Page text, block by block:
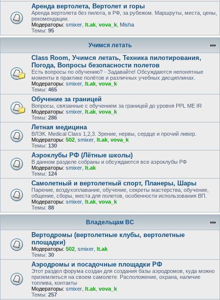
Аренда вертолета, Вертолет и горы
Аренда вертолета без пилота, в РФ, за рубежом. Маршруты, места, цены,
рекомендации.
Модераторы: smixer lt.ak vova_k Misha
Темы: 95
Учимся летать
Class Room, Учимся летать, Техника пилотирования,
Погода, Вопросы безопасности полетов
Есть вопросы по обучению? - Задавайте! Обсуждаются непонятные
моменты в практике полётов и различных учебных дисциплинах.
Модераторы: smixer lt.ak vova_k
Темы: 465
Обучение за границей
Вопросы, связанные с обучением за границей до уровня PPL ME IR
Модераторы: smixer lt.ak vova_k
Темы: 286
Летная медицина
ВЛЭК. Medical Class 1,2,3. Зрение, нервы, сердце и прочий ливер.
Модераторы: 502 smixer lt.ak vova_k
Темы: 130
Аэроклубы РФ (Лётные школы)
В данном разделе собраны и обсуждаются все аэроклубы РФ
Модераторы: smixer lt.ak
Темы: 124
Самолетный и вертолетный спорт, Планеры, Шары
Парение, воздухоплавание, обучение, секреты мастерства, обучение,
общение, сборы, места для полетов, особенности использования ВП.
Модераторы: smixer lt.ak vova_k
Темы: 88
Владельцам ВС
Вертодромы (вертолетные клубы, вертолетные
площадки)
Модераторы: 502 smixer lt.ak
Темы: 30
Аэродромы и посадочные площадки РФ
Этот раздел форума создан для создания базы аэродромов, куда можно
приземлиться на своем самолете. Расположение, охрана, наличие
топлива, контакты
Модераторы: smixer lt.ak vova_k
Темы: 257